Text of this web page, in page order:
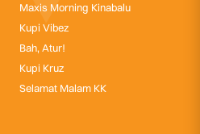
Maxis Morning Kinabalu
Kupi Vibez
Bah, Atur!
Kupi Kruz
Selamat Malam KK